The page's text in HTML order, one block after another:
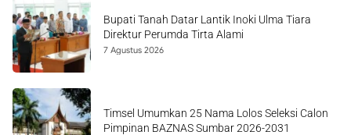
Bupati Tanah Datar Lantik Inoki Ulma Tiara
Direktur Perumda Tirta Alami
7 Agustus 2026
Timsel Umumkan 25 Nama Lolos Seleksi Calon
Pimpinan BAZNAS Sumbar 2026-2031